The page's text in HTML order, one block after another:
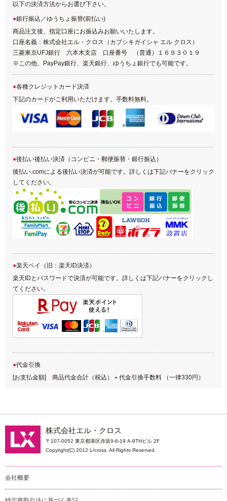
以下の決済方法からお選び下さい。
銀行振込／ゆうちょ振替(前払い)
商品注文後、指定口座にお振込みお願いいたします。
口座名義：株式会社エル・クロス（カブシキガイシャ エル クロス）
三菱東京UFJ銀行 六本木支店 口座番号 （普通）１６９３０１９
※この他、PayPay銀行、楽天銀行、ゆうちょ銀行でも可能です。
各種クレジットカード決済
下記のカードがご利用いただけます。手数料無料。
後払い後払い決済（コンビニ・郵便振替・銀行振込）
後払い.comによる後払い決済が可能です。詳しくは下記バナーをクリック
してください。
楽天ペイ（旧：楽天ID決済）
楽天IDとパスワードで決済が可能です。詳しくは下記バナーをクリックし
てください。
代金引換
[お支払金額] 商品代金合計（税込）＋代金引換手数料 （一律330円）
株式会社エル・クロス
〒107-0052 東京都港区赤坂9-6-19 A-9THビル 2F
Copyright(C) 2012 L/cross. All Rights Reserved.
会社概要